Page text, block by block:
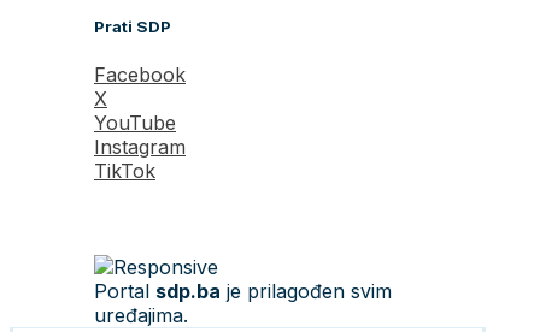
Prati SDP
Facebook
X
YouTube
Instagram
TikTok
Portal sdp.ba je prilagođen svim
uređajima.